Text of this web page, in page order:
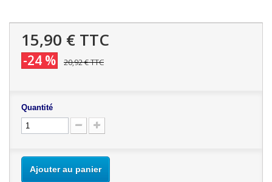
15,90 € TTC
-24 % 20,92 €TTC
Quantité
Ajouter au panier